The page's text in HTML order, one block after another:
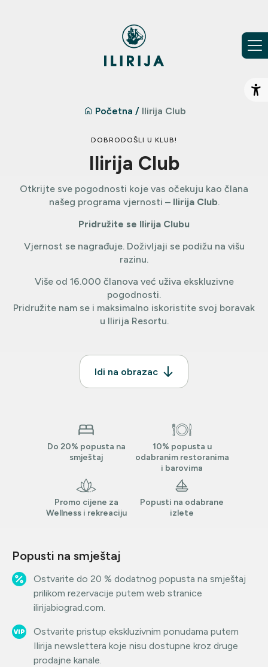
Početna / Ilirija Club
DOBRODOŠLI U KLUB!
Ilirija Club
Otkrijte sve pogodnosti koje vas očekuju kao člana
našeg programa vjernosti – Ilirija Club.
Pridružite se Ilirija Clubu
Vjernost se nagrađuje. Doživljaji se podižu na višu
razinu.
Više od 16.000 članova već uživa ekskluzivne
pogodnosti.
Pridružite nam se i maksimalno iskoristite svoj boravak
u Ilirija Resortu.
Idi na obrazac
Do 20% popusta na
smještaj
10% popusta u
odabranim restoranima
i barovima
Promo cijene za
Wellness i rekreaciju
Popusti na odabrane
izlete
Popusti na smještaj
Ostvarite do 20 % dodatnog popusta na smještaj
prilikom rezervacije putem web stranice
ilirijabiograd.com.
Ostvarite pristup ekskluzivnim ponudama putem
Ilirija newslettera koje nisu dostupne kroz druge
prodajne kanale.